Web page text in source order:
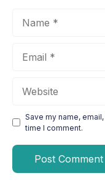
Save my name,
time I comment.